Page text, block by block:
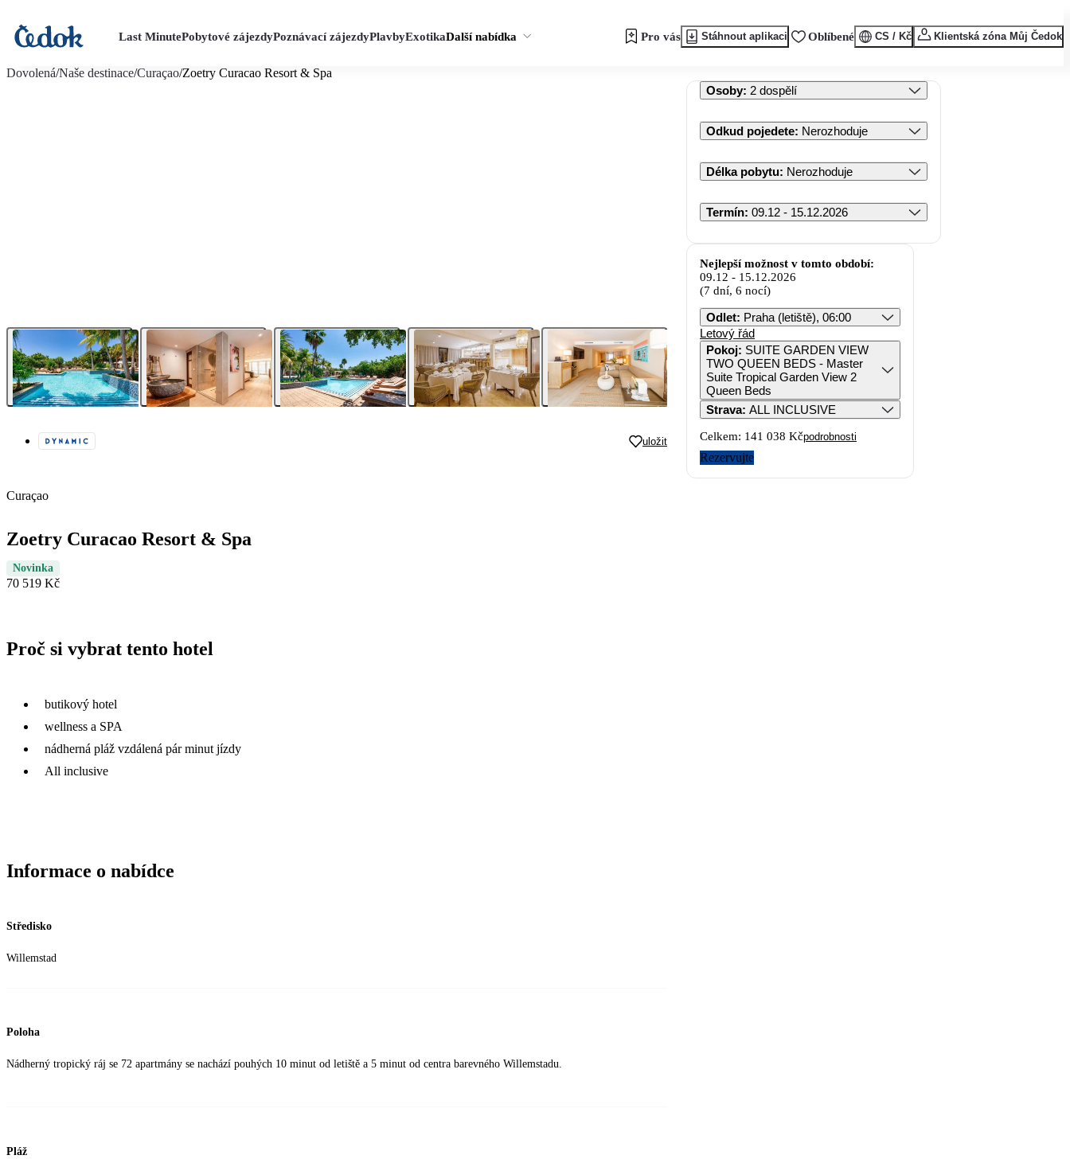
Last MinutePobytové zájezdyPoznávací zájezdyPlavbyExotikaDalší nabídka Pro vás Stáhnout aplikaci Oblíbené CS / Kč Klientská zóna Můj Čedok
Dovolená/Naše destinace/Curaçao/Zoetry Curacao Resort & Spa
uložit
Curaçao
Zoetry Curacao Resort & Spa
Novinka
70 519 Kč
Proč si vybrat tento hotel
butikový hotel
wellness a SPA
nádherná pláž vzdálená pár minut jízdy
All inclusive
Informace o nabídce
Středisko
Willemstad
Poloha
Nádherný tropický ráj se 72 apartmány se nachází pouhých 10 minut od letiště a 5 minut od centra barevného Willemstadu.
Pláž
Osoby: 2 dospělí
Odkud pojedete: Nerozhoduje
Délka pobytu: Nerozhoduje
Termín: 09.12 - 15.12.2026
Nejlepší možnost v tomto období:
09.12 - 15.12.2026
(7 dní, 6 nocí)
Odlet: Praha (letiště), 06:00
Letový řád
Pokoj: SUITE GARDEN VIEW
TWO QUEEN BEDS - Master
Suite Tropical Garden View 2
Queen Beds
Strava: ALL INCLUSIVE
Celkem: 141 038 Kčpodrobnosti
Rezervujte